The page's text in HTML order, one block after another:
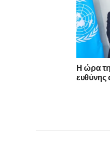
Η ώρα
ευθύνης